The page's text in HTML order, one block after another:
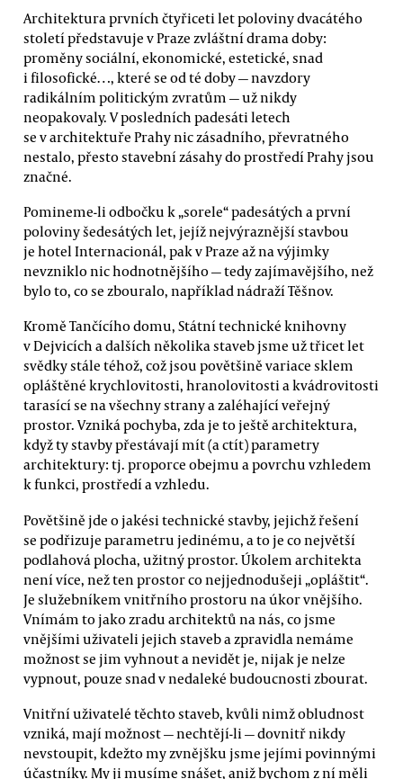
Architektura prvních čtyřiceti let poloviny dvacátého
století představuje v Praze zvláštní drama doby:
proměny sociální, ekonomické, estetické, snad
i filosofické…, které se od té doby — navzdory
radikálním politickým zvratům — už nikdy
neopakovaly. V posledních padesáti letech
se v architektuře Prahy nic zásadního, převratného
nestalo, přesto stavební zásahy do prostředí Prahy jsou
značné.
Pomineme-li odbočku k „sorele“ padesátých a první
poloviny šedesátých let, jejíž nejvýraznější stavbou
je hotel Internacionál, pak v Praze až na výjimky
nevzniklo nic hodnotnějšího — tedy zajímavějšího, než
bylo to, co se zbouralo, například nádraží Těšnov.
Kromě Tančícího domu, Státní technické knihovny
v Dejvicích a dalších několika staveb jsme už třicet let
svědky stále téhož, což jsou povětšině variace sklem
opláštěné krychlovitosti, hranolovitosti a kvádrovitosti
tarasící se na všechny strany a zaléhající veřejný
prostor. Vzniká pochyba, zda je to ještě architektura,
když ty stavby přestávají mít (a ctít) parametry
architektury: tj. proporce obejmu a povrchu vzhledem
k funkci, prostředí a vzhledu.
Povětšině jde o jakési technické stavby, jejichž řešení
se podřizuje parametru jedinému, a to je co největší
podlahová plocha, užitný prostor. Úkolem architekta
není více, než ten prostor co nejjednodušeji „opláštit“.
Je služebníkem vnitřního prostoru na úkor vnějšího.
Vnímám to jako zradu architektů na nás, co jsme
vnějšími uživateli jejich staveb a zpravidla nemáme
možnost se jim vyhnout a nevidět je, nijak je nelze
vypnout, pouze snad v nedaleké budoucnosti zbourat.
Vnitřní uživatelé těchto staveb, kvůli nimž obludnost
vzniká, mají možnost — nechtějí-li — dovnitř nikdy
nevstoupit, kdežto my zvnějšku jsme jejími povinnými
účastníky. My ji musíme snášet, aniž bychom z ní měli